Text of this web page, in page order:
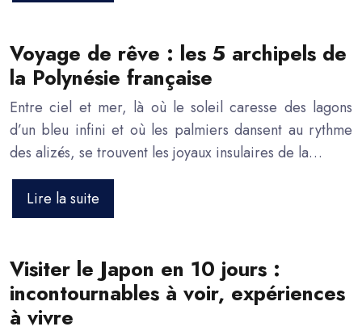
Voyage de rêve : les 5 archipels de
la Polynésie française
Entre ciel et mer, là où le soleil caresse des lagons
d’un bleu infini et où les palmiers dansent au rythme
des alizés, se trouvent les joyaux insulaires de la…
Lire la suite
Visiter le Japon en 10 jours :
incontournables à voir, expériences
à vivre